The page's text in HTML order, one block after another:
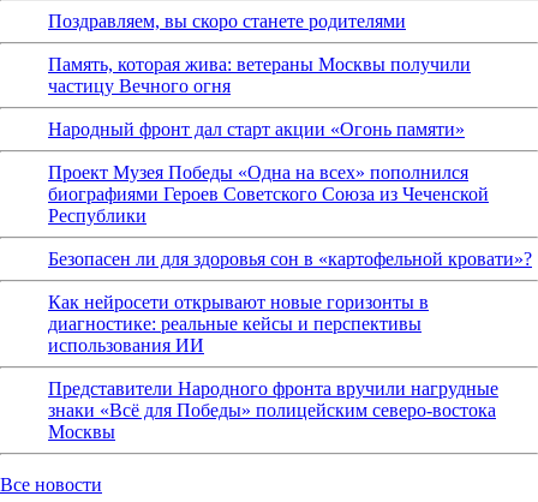
Поздравляем, вы скоро станете родителями
Память, которая жива: ветераны Москвы получили
частицу Вечного огня
Народный фронт дал старт акции «Огонь памяти»
Проект Музея Победы «Одна на всех» пополнился
биографиями Героев Советского Союза из Чеченской
Республики
Безопасен ли для здоровья сон в «картофельной кровати»?
Как нейросети открывают новые горизонты в
диагностике: реальные кейсы и перспективы
использования ИИ
Представители Народного фронта вручили нагрудные
знаки «Всё для Победы» полицейским северо-востока
Москвы
Все новости